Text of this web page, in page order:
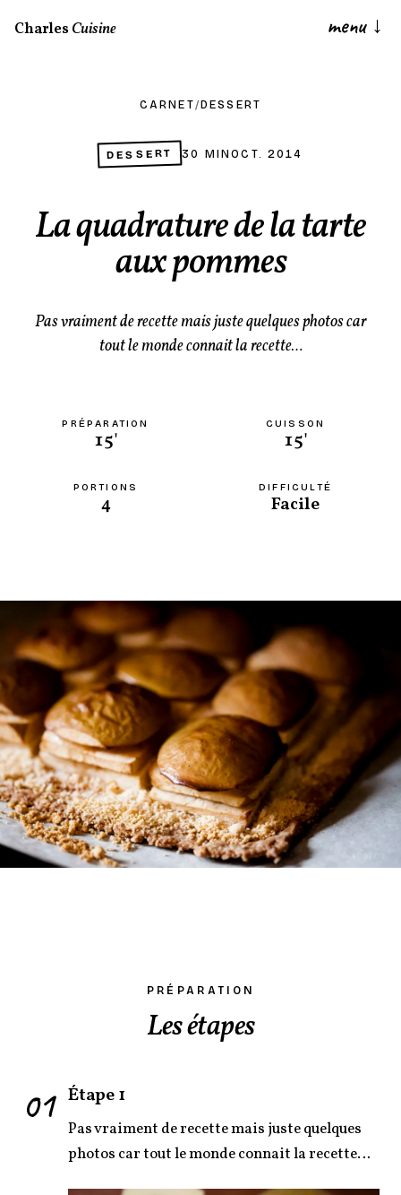
CharlesCuisine menu ↓
CARNET/ DESSERT
DESSERT 30 MINOCT. 2014
La quadrature de la tarte
aux pommes
Pas vraiment de recette mais juste quelques photos car
tout le monde connait la recette…
PRÉPARATION
15'
CUISSON
15'
PORTIONS
4
DIFFICULTÉ
Facile
PRÉPARATION
Les étapes
01 Étape 1
Pas vraiment de recette mais juste quelques
photos car tout le monde connait la recette…